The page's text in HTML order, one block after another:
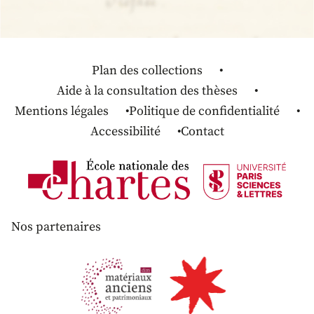
Plan des collections
Aide à la consultation des thèses
Mentions légales
Politique de confidentialité
Accessibilité
Contact
Nos partenaires